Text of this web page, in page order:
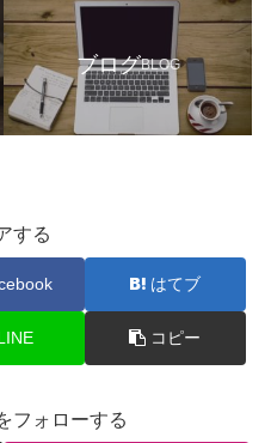
ブログBLOG
する
はてブ
コピー
フォローする